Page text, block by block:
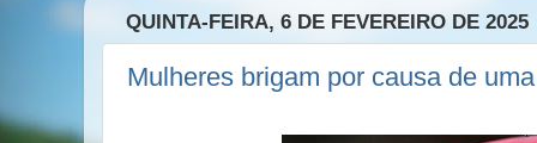
QUINTA-FEIRA, 6 DE FEVEREIRO DE 2025
Mulheres brigam por causa de